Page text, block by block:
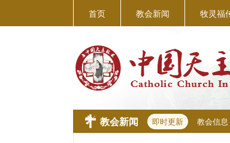
首页 教会新闻 牧灵福
教会新闻 即时更新 教会信息